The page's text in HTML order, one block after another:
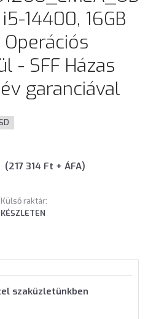
14400, 16GB
Operációs
- SFF Házas
garanciával
(217 314 Ft + ÁFA)
Külső raktár:
KÉSZLETEN
szaküzletünkben